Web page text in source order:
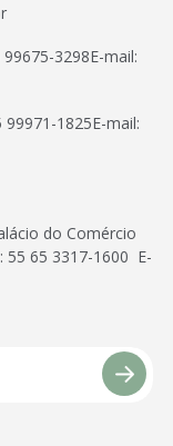
3298E-mail:
1825E-mail:
do Comércio
55 65 3317-1600 E-